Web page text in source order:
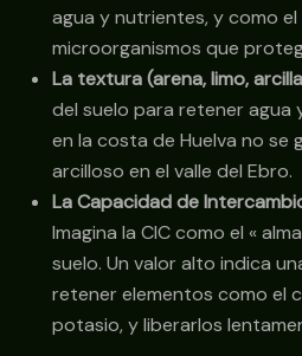
agua y nutrientes, y como
microorganismos que
La textura (arena, limo,
del suelo para retener agua
en la costa de Huelva no se
arcilloso en el valle del Ebro.
La Capacidad de
Imagina la CIC como el «
suelo. Un valor alto indica
retener elementos como el
potasio, y liberarlos